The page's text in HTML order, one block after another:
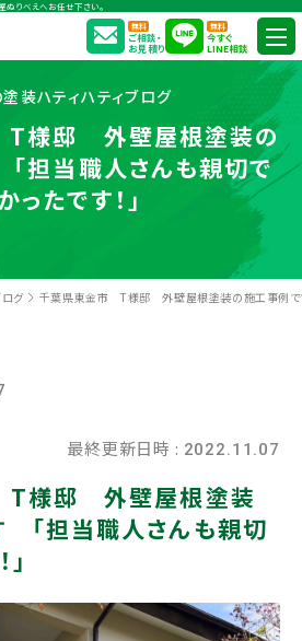
ぬりべえへお任せ下さい。
無料
ご相談・
お見積り
無料
今すぐ
LINE相談
装ハティハティブログ
様邸 外壁屋根塗装の
担当職人さんも親切で
ったです！」
ログ 千葉県東金市 T様邸 外壁屋根塗装の施工事例で
最終更新日時 : 2022.11.07
様邸 外壁屋根塗装
「担当職人さんも親切